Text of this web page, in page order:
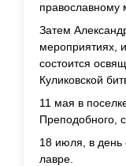
православному
Затем
мероприятиях,
состоится
Куликовской
11 мая в
Преподобного,
18 июля, в день
лавре.